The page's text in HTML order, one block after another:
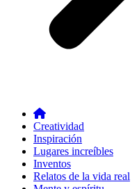
Creatividad
Inspiración
Lugares increíbles
Inventos
Relatos de la vida real